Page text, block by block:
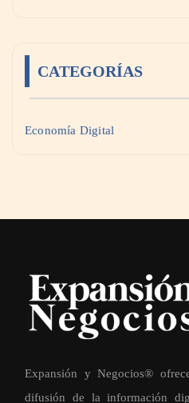
CATEGORÍAS
Economía Digital
Expansión y Negocios®
difusión de la información